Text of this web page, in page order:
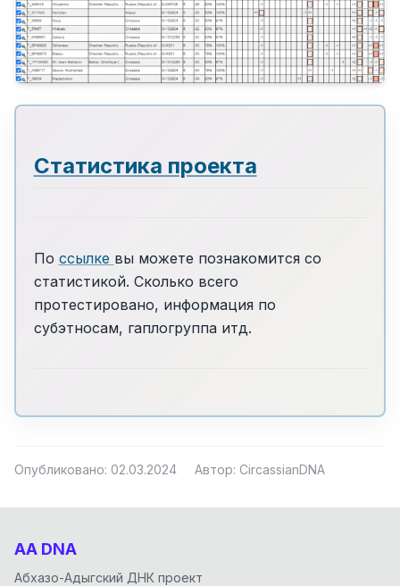
Статистика проекта
По ссылке вы можете познакомится со
статистикой. Сколько всего
протестировано, информация по
субэтносам, гаплогруппа итд.
Опубликовано: 02.03.2024 Автор: CircassianDNA
AA DNA
Абхазо-Адыгский ДНК проект